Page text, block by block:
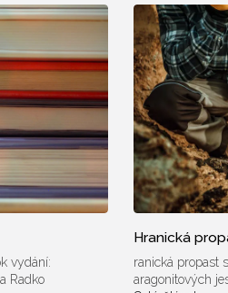
vydání:
Radko
Hranická
ranická propast
aragonitových